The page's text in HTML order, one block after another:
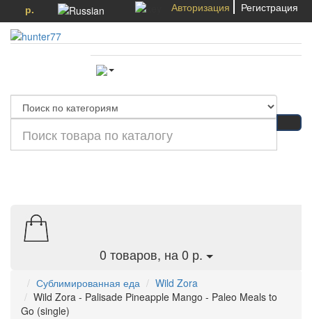
р. Авторизация Регистрация
0 товаров, на 0 р.
Сублимированная еда
Wild Zora
Wild Zora - Palisade Pineapple Mango - Paleo Meals to
Go (single)